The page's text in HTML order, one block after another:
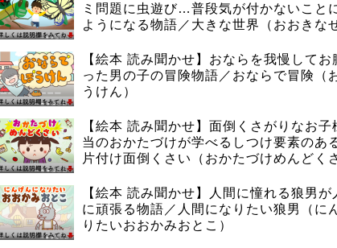
ミ問題に虫遊び…普段気が付かないこと
ようになる物語／大きな世界（おおきな
【絵本 読み聞かせ】おならを我慢して
った男の子の冒険物語／おならで冒険（
うけん）
【絵本 読み聞かせ】面倒くさがりなお
当のおかたづけが学べるしつけ要素のあ
片付け面倒くさい（おかたづけめんどく
【絵本 読み聞かせ】人間に憧れる狼男
に頑張る物語／人間になりたい狼男（に
りたいおおかみおとこ）